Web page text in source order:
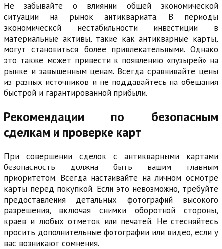
Не забывайте о влиянии общей экономической
ситуации на рынок антиквариата. В периоды
экономической нестабильности инвестиции в
материальные активы, такие как антикварные карты,
могут становиться более привлекательными. Однако
это также может привести к появлению «пузырей» на
рынке и завышенным ценам. Всегда сравнивайте цены
из разных источников и не поддавайтесь на обещания
быстрой и гарантированной прибыли.
Рекомендации по безопасным
сделкам и проверке карт
При совершении сделок с антикварными картами
безопасность должна быть вашим главным
приоритетом. Всегда настаивайте на личном осмотре
карты перед покупкой. Если это невозможно, требуйте
предоставления детальных фотографий высокого
разрешения, включая снимки оборотной стороны,
краев и любых отметок или печатей. Не стесняйтесь
просить дополнительные фотографии или видео, если у
вас возникают сомнения.